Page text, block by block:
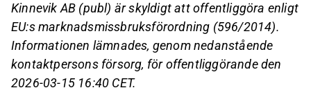
Kinnevik AB (publ) är skyldigt att offentliggöra enligt
EU:s marknadsmissbruksförordning (596/2014).
Informationen lämnades, genom nedanstående
kontaktpersons försorg, för offentliggörande den
2026-03-15 16:40 CET.